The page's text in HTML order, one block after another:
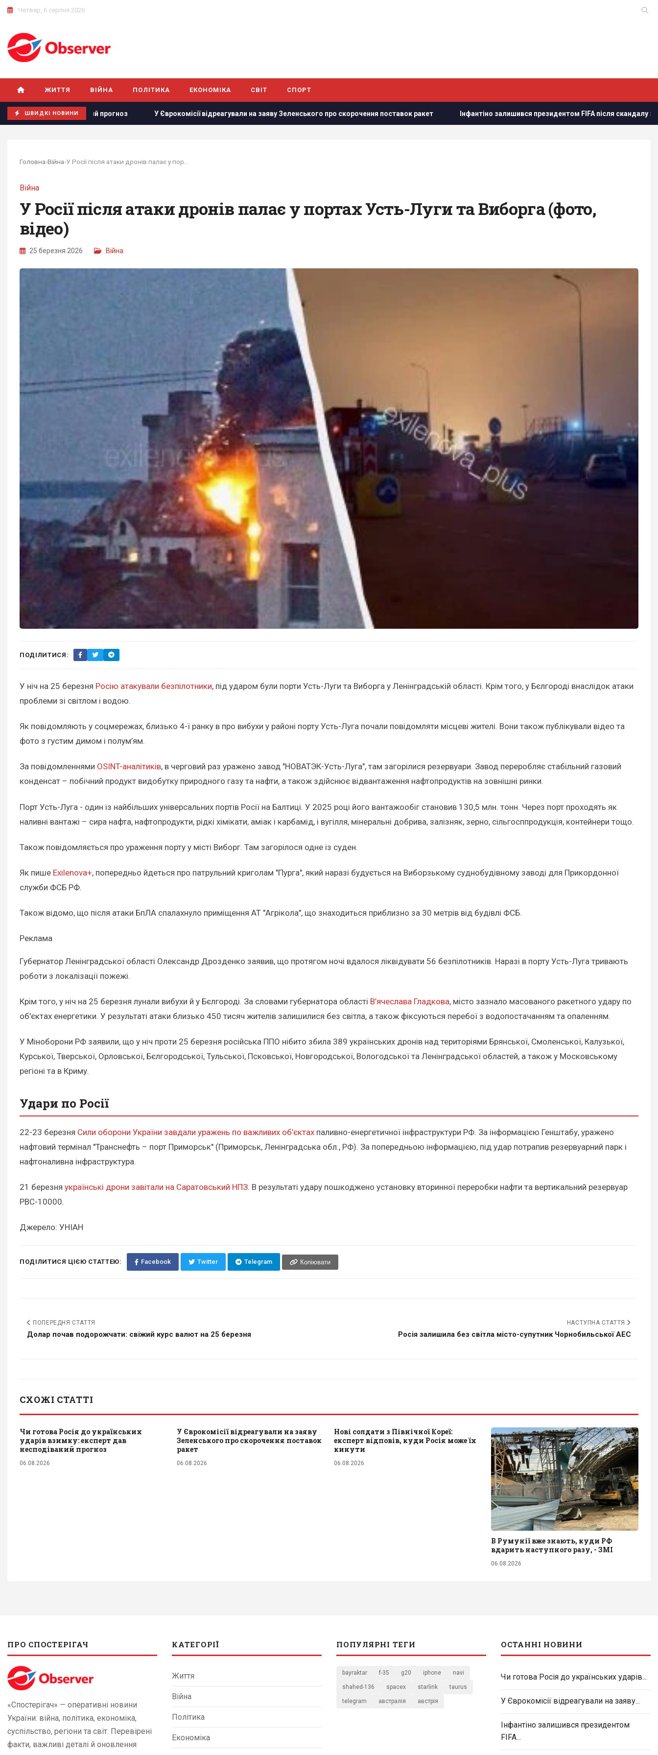
Четвер, 6 серпня 2026
ЖИТТЯ ВІЙНА ПОЛІТИКА ЕКОНОМІКА СВІТ СПОРТ
ШВИДКІ НОВИНИ
прогноз У Єврокомісії відреагували на заяву Зеленського про скорочення поставок ракет Інфантіно залишився президентом FIFA після скандалу з продажем
Головна›Війна›
Війна
У Росії після атаки дронів палає у портах Усть-Луги та Виборга (фото,
відео)
25 березня 2026 Війна
ПОДІЛИТИСЯ:
У ніч на 25 березня Росію атакували безпілотники, під ударом були порти Усть-Луги та Виборга у Ленінградській області. Крім того, у Бєлгороді внаслідок атаки
проблеми зі світлом і водою.
Як повідомляють у соцмережах, близько 4-ї ранку в про вибухи у районі порту Усть-Луга почали повідомляти місцеві жителі. Вони також публікували відео та
фото з густим димом і полум’ям.
За повідомленнями OSINT-аналітиків, в черговий раз уражено завод "НОВАТЭК-Усть-Луга", там загорілися резервуари. Завод переробляє стабільний газовий
конденсат – побічний продукт видобутку природного газу та нафти, а також здійснює відвантаження нафтопродуктів на зовнішні ринки.
Порт Усть-Луга - один із найбільших універсальних портів Росії на Балтиці. У 2025 році його вантажообіг становив 130,5 млн. тонн. Через порт проходять як
наливні вантажі – сира нафта, нафтопродукти, рідкі хімікати, аміак і карбамід, і вугілля, мінеральні добрива, залізняк, зерно, сільгосппродукція, контейнери тощо.
Також повідомляється про ураження порту у місті Виборг. Там загорілося одне із суден.
Як пише Exilenova+, попередньо йдеться про патрульний криголам "Пурга", який наразі будується на Виборзькому суднобудівному заводі для Прикордонної
служби ФСБ РФ.
Також відомо, що після атаки БпЛА спалахнуло приміщення АТ "Агрікола", що знаходиться приблизно за 30 метрів від будівлі ФСБ.
Реклама
Губернатор Ленінградської області Олександр Дрозденко заявив, що протягом ночі вдалося ліквідувати 56 безпілотників. Наразі в порту Усть-Луга тривають
роботи з локалізації пожежі.
Крім того, у ніч на 25 березня лунали вибухи й у Бєлгороді. За словами губернатора області В’ячеслава Гладкова, місто зазнало масованого ракетного удару по
об'єктах енергетики. У результаті атаки близько 450 тисяч жителів залишилися без світла, а також фіксуються перебої з водопостачанням та опаленням.
У Міноборони РФ заявили, що у ніч проти 25 березня російська ППО нібито збила 389 українських дронів над територіями Брянської, Смоленської, Калузької,
Курської, Тверської, Орловської, Бєлгородської, Тульської, Псковської, Новгородської, Вологодської та Ленінградської областей, а також у Московському
регіоні та в Криму.
Удари по Росії
22-23 березня Сили оборони України завдали уражень по важливих об’єктах паливно-енергетичної інфраструктури РФ. За інформацією Генштабу, уражено
нафтовий термінал "Транснефть – порт Приморськ" (Приморськ, Ленінградська обл., РФ). За попередньою інформацією, під удар потрапив резервуарний парк і
нафтоналивна інфраструктура.
21 березня українські дрони завітали на Саратовський НПЗ. В результаті удару пошкоджено установку вторинної переробки нафти та вертикальний резервуар
РВС-10000.
Джерело: УНІАН
ПОДІЛИТИСЯ ЦІЄЮ СТАТТЕЮ: Facebook Twitter Telegram Копіювати
ПОПЕРЕДНЯ СТАТТЯ
Долар почав подорожчати: свіжий курс валют на 25 березня
НАСТУПНА СТАТТЯ
Росія залишила без світла місто-супутник Чорнобильської АЕС
СХОЖІ СТАТТІ
Чи готова Росія до українських
ударів взимку: експерт дав
несподіваний прогноз
06.08.2026
У Єврокомісії відреагували на заяву
Зеленського про скорочення поставок
ракет
06.08.2026
Нові солдати з Північної Кореї:
експерт відповів, куди Росія може їх
кинути
06.08.2026
В Румунії вже знають, куди РФ
вдарить наступного разу, - ЗМІ
06.08.2026
ПРО СПОСТЕРІГАЧ
«Спостерігач» — оперативні новини
України: війна, політика, економіка,
суспільство, регіони та світ. Перевірені
факти, важливі деталі й оновлення
КАТЕГОРІЇ
Життя
Війна
Політика
Економіка
ПОПУЛЯРНІ ТЕГИ
bayraktar f-35 g20 iphone navi
shahed-136 spacex starlink taurus
telegram австралія австрія
ОСТАННІ НОВИНИ
Чи готова Росія до українських ударів...
У Єврокомісії відреагували на заяву...
Інфантіно залишився президентом
FIFA...